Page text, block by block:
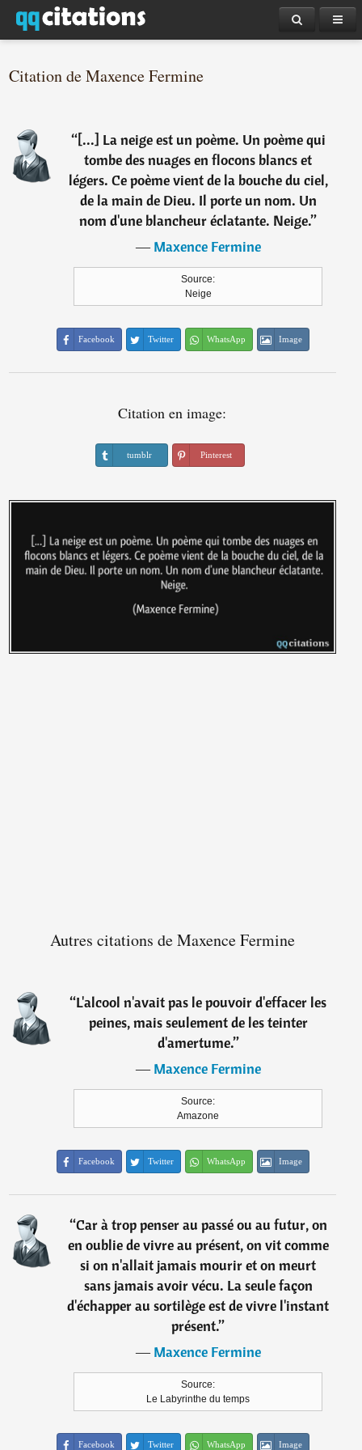
Citation de Maxence Fermine
“[...] La neige est un poème. Un poème qui
tombe des nuages en flocons blancs et
légers. Ce poème vient de la bouche du ciel,
de la main de Dieu. Il porte un nom. Un
nom d'une blancheur éclatante. Neige.”
―Maxence Fermine
Source:
Neige
Facebook Twitter WhatsApp Image
Citation en image:
tumblr Pinterest
Autres citations de Maxence Fermine
“L'alcool n'avait pas le pouvoir d'effacer les
peines, mais seulement de les teinter
d'amertume.”
―Maxence Fermine
Source:
Amazone
Facebook Twitter WhatsApp Image
“Car à trop penser au passé ou au futur, on
en oublie de vivre au présent, on vit comme
si on n'allait jamais mourir et on meurt
sans jamais avoir vécu. La seule façon
d'échapper au sortilège est de vivre l'instant
présent.”
―Maxence Fermine
Source:
Le Labyrinthe du temps
Facebook Twitter WhatsApp Image